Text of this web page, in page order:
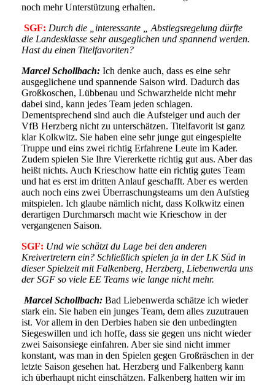
noch mehr Unterstützung erhalten.
SGF: Durch die „interessante „ Abstiegsregelung dürfte
die Landesklasse sehr ausgeglichen und spannend werden.
Hast du einen Titelfavoriten?
Marcel Schollbach: Ich denke auch, dass es eine sehr
ausgeglichene und spannende Saison wird. Dadurch das
Großkoschen, Lübbenau und Schwarzheide nicht mehr
dabei sind, kann jedes Team jeden schlagen.
Dementsprechend sind auch die Aufsteiger und auch der
VfB Herzberg nicht zu unterschätzen. Titelfavorit ist ganz
klar Kolkwitz. Sie haben eine sehr junge gut eingespielte
Truppe und eins zwei richtig Erfahrene Leute im Kader.
Zudem spielen Sie Ihre Viererkette richtig gut aus. Aber das
heißt nichts. Auch Krieschow hatte ein richtig gutes Team
und hat es erst im dritten Anlauf geschafft. Aber es werden
auch noch eins zwei Überraschungsteams um den Aufstieg
mitspielen. Ich glaube nämlich nicht, dass Kolkwitz einen
derartigen Durchmarsch macht wie Krieschow in der
vergangenen Saison.
SGF: Und wie schätzt du Lage bei den anderen
Kreivertretern ein? Schließlich spielen ja in der LK Süd in
dieser Spielzeit mit Falkenberg, Herzberg, Liebenwerda uns
der SGF so viele EE Teams wie lange nicht mehr.
Marcel Schollbach: Bad Liebenwerda schätze ich wieder
stark ein. Sie haben ein junges Team, dem alles zuzutrauen
ist. Vor allem in den Derbies haben sie den unbedingten
Siegeswillen und ich hoffe, dass sie gegen uns nicht wieder
zwei Saisonsiege einfahren. Aber sie sind nicht immer
konstant, was man in den Spielen gegen Großräschen in der
letzte Saison gesehen hat. Herzberg und Falkenberg kann
ich überhaupt nicht einschätzen. Falkenberg hatten wir im